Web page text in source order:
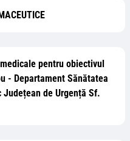
pentru obiectivul
- Departament Sănătatea
de Urgență Sf.